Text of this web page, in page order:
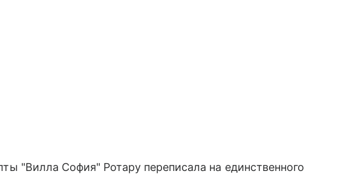
"Вилла София" Ротару переписала на единственного